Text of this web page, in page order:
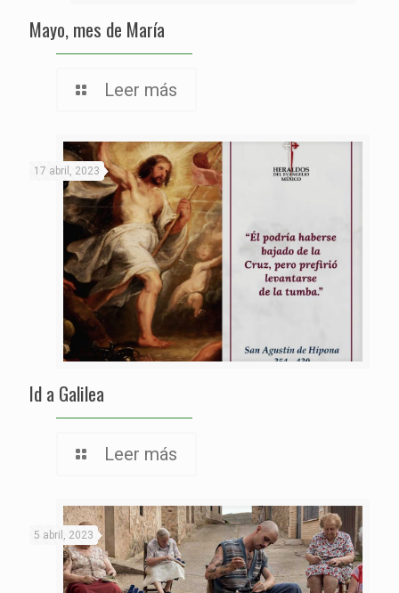
Mayo, mes de María
Leer más
17 abril, 2023
Id a Galilea
Leer más
5 abril, 2023